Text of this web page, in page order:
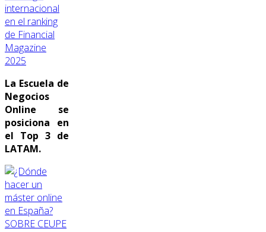
internacional
en el ranking
de Financial
Magazine
2025
La Escuela de
Negocios
Online se
posiciona en
el Top 3 de
LATAM.
SOBRE CEUPE